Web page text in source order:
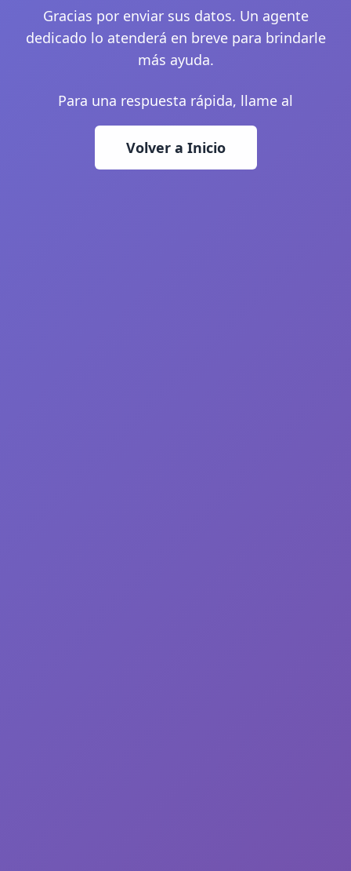
Gracias por enviar sus datos. Un agente
dedicado lo atenderá en breve para brindarle
más ayuda.
Para una respuesta rápida, llame al
Volver a Inicio